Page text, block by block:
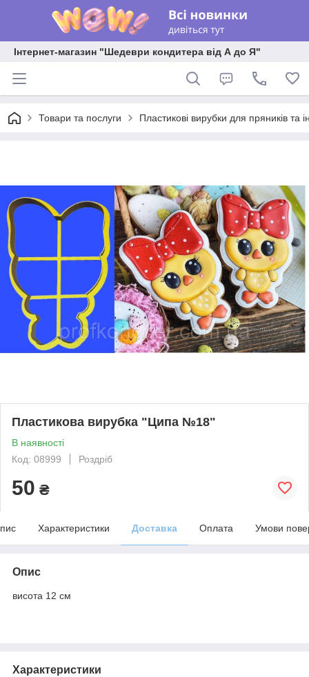
Інтернет-магазин "Шедеври кондитера від А до Я"
Товари та послуги Пластикові вирубки для пряників та
Пластикова вирубка "Ципа №18"
В наявності
Код: 08999
Роздріб
50 ₴
Характеристики Доставка Оплата Умови
Опис
висота 12 см
Характеристики